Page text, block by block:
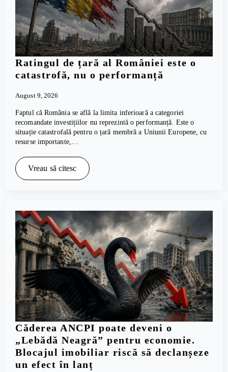
Ratingul de țară al României este o
catastrofă, nu o performanță
August 9, 2026
Faptul că România se află la limita inferioară a categoriei
recomandate investițiilor nu reprezintă o performanță. Este o
situație catastrofală pentru o țară membră a Uniunii Europene, cu
resurse importante,…
Vreau să citesc
Căderea ANCPI poate deveni o
„Lebădă Neagră” pentru economie.
Blocajul imobiliar riscă să declanșeze
un efect în lanț